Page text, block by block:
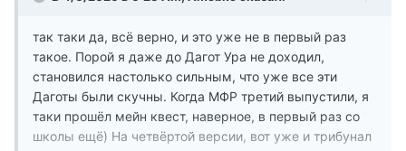
самостоятельно. Для тех, кому нравится мир, неплохо
работает ролеплей. Для любителей механик -
челленджи. Для фанатов игры как таковой - моддинг.
так таки да, всё верно, и это уже не в первый раз
такое. Порой я даже до Дагот Ура не доходил,
становился настолько сильным, что уже все эти
Даготы были скучны. Когда МФР третий выпустили, я
таки прошёл мейн квест, наверное, в первый раз со
школы ещё) На четвёртой версии, вот уже и трибунал